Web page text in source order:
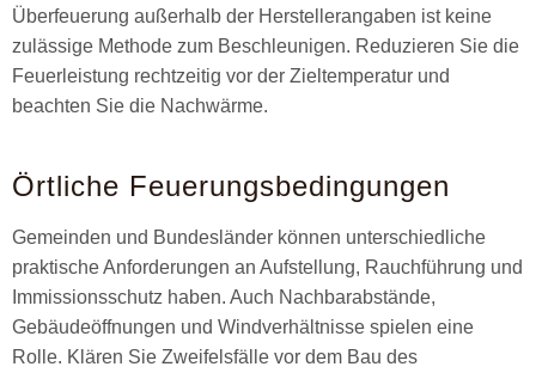
Überfeuerung außerhalb der Herstellerangaben ist keine
zulässige Methode zum Beschleunigen. Reduzieren Sie die
Feuerleistung rechtzeitig vor der Zieltemperatur und
beachten Sie die Nachwärme.
Örtliche Feuerungsbedingungen
Gemeinden und Bundesländer können unterschiedliche
praktische Anforderungen an Aufstellung, Rauchführung und
Immissionsschutz haben. Auch Nachbarabstände,
Gebäudeöffnungen und Windverhältnisse spielen eine
Rolle. Klären Sie Zweifelsfälle vor dem Bau des